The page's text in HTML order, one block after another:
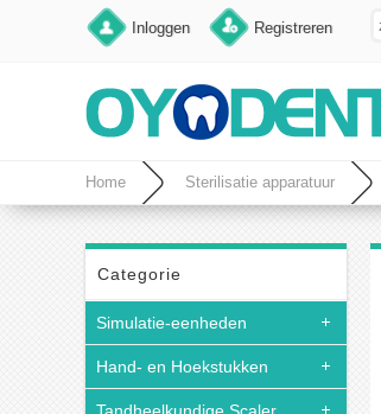
Inloggen Registreren
Home Sterilisatie apparatuur
Categorie
Simulatie-eenheden
Hand- en Hoekstukken